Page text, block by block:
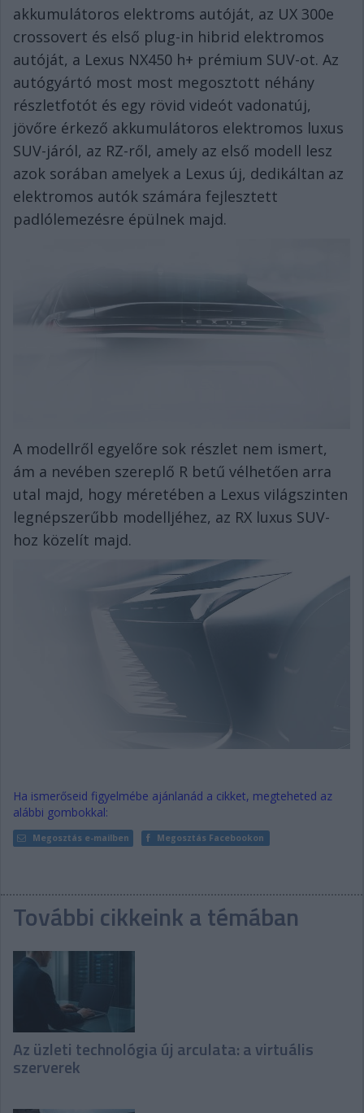
akkumulátoros elektroms autóját, az UX 300e
crossovert és első plug-in hibrid elektromos
autóját, a Lexus NX450 h+ prémium SUV-ot. Az
autógyártó most most megosztott néhány
részletfotót és egy rövid videót vadonatúj,
jövőre érkező akkumulátoros elektromos luxus
SUV-járól, az RZ-ről, amely az első modell lesz
azok sorában amelyek a Lexus új, dedikáltan az
elektromos autók számára fejlesztett
padlólemezésre épülnek majd.
A modellről egyelőre sok részlet nem ismert,
ám a nevében szereplő R betű vélhetően arra
utal majd, hogy méretében a Lexus világszinten
legnépszerűbb modelljéhez, az RX luxus SUV-
hoz közelít majd.
Ha ismerőseid figyelmébe ajánlanád a cikket, megteheted az
alábbi gombokkal:
Megosztás e-mailben Megosztás Facebookon
További cikkeink a témában
Az üzleti technológia új arculata: a virtuális
szerverek